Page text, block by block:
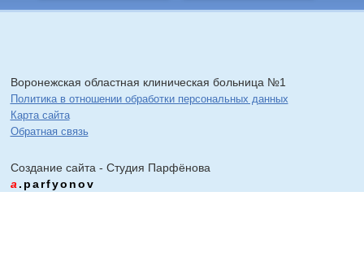
Воронежская областная клиническая больница №1
Политика в отношении обработки персональных данных
Карта сайта
Обратная связь
Создание сайта - Cтудия Парфёнова
a .parfyonov